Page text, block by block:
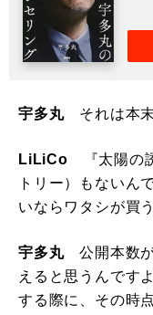
宇多丸それは本末
LiLiCo 『太陽の
トリー）もないん
いならワタシが買
宇多丸公開本数が
えると思うんです
する際に、その時